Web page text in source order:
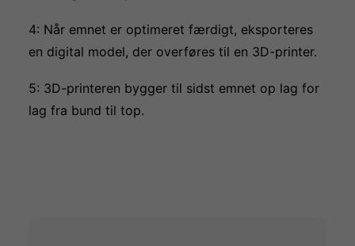
4: Når emnet er optimeret færdigt, eksporteres
en digital model, der overføres til en 3D-printer.
5: 3D-printeren bygger til sidst emnet op lag for
lag fra bund til top.